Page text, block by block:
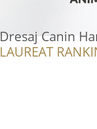
Dresaj Canin
LAUREAT